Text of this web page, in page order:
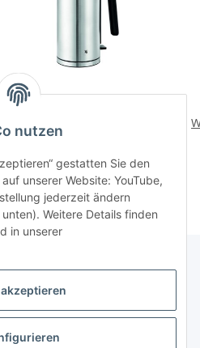
129,00 CHF
nutzen
gestatten Sie den
unserer Website: YouTube,
jederzeit ändern
Weitere Details finden
in unserer